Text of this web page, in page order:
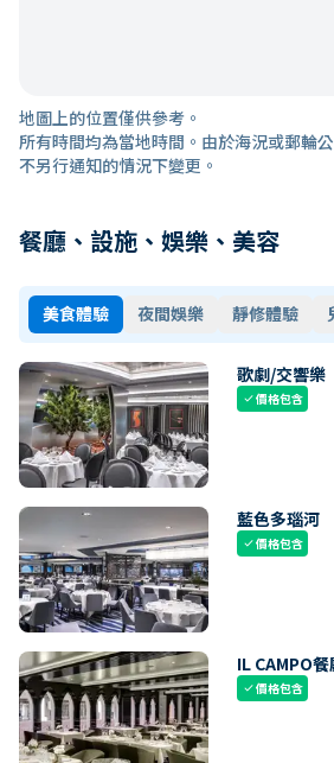
地圖上的位置僅供參考。
所有時間均為當地時間。由於海況或郵輪
不另行通知的情況下變更。
餐廳、設施、娛樂、美容
美食體驗 夜間娛樂 靜修體驗
歌劇/交響樂
check價格包含
藍色多瑙河
check價格包含
IL CAMPO餐
check價格包含